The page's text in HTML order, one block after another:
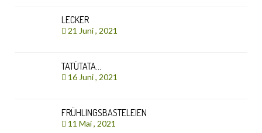
LECKER
21 Juni , 2021
TATÜTATA…
16 Juni , 2021
FRÜHLINGSBASTELEIEN
11 Mai , 2021